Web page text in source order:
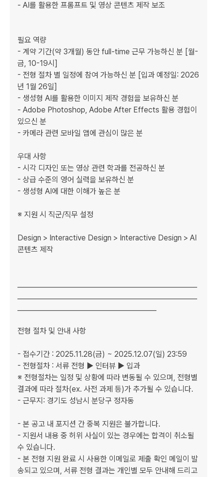
- AI를 활용한 프롬프트 및 영상 콘텐츠 제작 보조
필요 역량
- 계약 기간(약 3개월) 동안 full-time 근무 가능하신 분 [월-
금, 10-19시]
- 전형 절차 별 일정에 참여 가능하신 분 [입과 예정일: 2026
년 1월 26일]
- 생성형 AI를 활용한 이미지 제작 경험을 보유하신 분
- Adobe Photoshop, Adobe After Effects 활용 경험이
있으신 분
- 카메라 관련 모바일 앱에 관심이 많은 분
우대 사항
- 시각 디자인 또는 영상 관련 학과를 전공하신 분
- 상급 수준의 영어 실력을 보유하신 분
- 생성형 AI에 대한 이해가 높은 분
※ 지원 시 직군/직무 설정
Design > Interactive Design > Interactive Design > AI
콘텐츠 제작
전형 절차 및 안내 사항
﻿- 접수기간 : 2025.11.28(금) ~ 2025.12.07(일) 23:59
- 전형절차 : 서류 전형 ▶ 인터뷰 ▶ 입과
※ 전형절차는 일정 및 상황에 따라 변동될 수 있으며, 전형별
결과에 따라 절차(ex. 사전 과제 등)가 추가될 수 있습니다.
- 근무지: 경기도 성남시 분당구 정자동
- 본 공고 내 포지션 간 중복 지원은 불가합니다.
- 지원서 내용 중 허위 사실이 있는 경우에는 합격이 취소될
수 있습니다.
- 본 전형 지원 완료 시 사용한 이메일로 제출 확인 메일이 발
송되고 있으며, 서류 전형 결과는 개인별 모두 안내해 드리고